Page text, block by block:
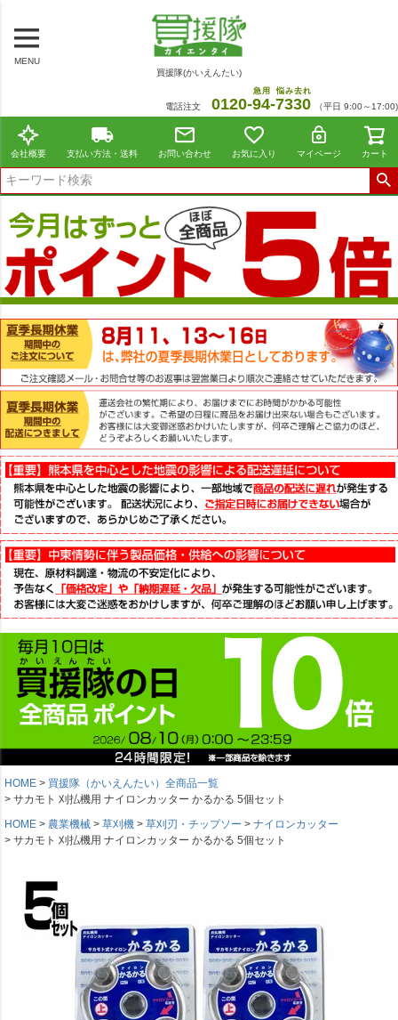
MENU
買援隊(かいえんたい)
電話注文 0120-94
急用
-7330
悩み去れ
（平日 9:00～17:00)
会社概要 支払い方法・送料 お問い合わせ お気に入り マイページ カート
HOME
買援隊（かいえんたい）全商品一覧
サカモト 刈払機用 ナイロンカッター かるかる 5個セット
HOME
農業機械 草刈機 草刈刃・チップソー
ナイロンカッター
サカモト 刈払機用 ナイロンカッター かるかる 5個セット